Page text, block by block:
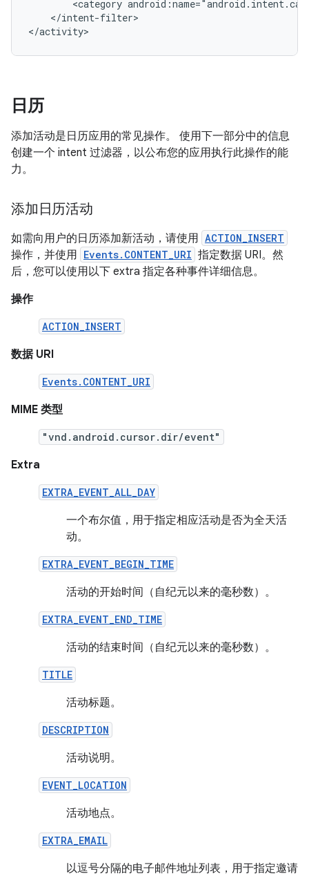
<category
</intent-filter>
</activity>
日历
添加活动是日历应用的常见操作。 使用下一部分中的信息
创建一个 intent 过滤器，以公布您的应用执行此操作的能
力。
添加日历活动
如需向用户的日历添加新活动，请使用 ACTION_INSERT
操作，并使用 Events.CONTENT_URI 指定数据 URI。然
后，您可以使用以下 extra 指定各种事件详细信息。
操作
ACTION_INSERT
数据 URI
Events.CONTENT_URI
MIME 类型
"vnd.android.cursor.dir/event"
Extra
EXTRA_EVENT_ALL_DAY
一个布尔值，用于指定相应活动是否为全天活
动。
EXTRA_EVENT_BEGIN_TIME
活动的开始时间（自纪元以来的毫秒数）。
EXTRA_EVENT_END_TIME
活动的结束时间（自纪元以来的毫秒数）。
TITLE
活动标题。
DESCRIPTION
活动说明。
EVENT_LOCATION
活动地点。
EXTRA_EMAIL
以逗号分隔的电子邮件地址列表，用于指定邀请